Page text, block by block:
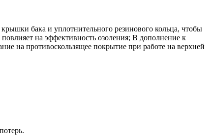
бака и уплотнительного резинового кольца, чтобы
на эффективность озоления; В дополнение к
на противоскользящее покрытие при работе на верхней